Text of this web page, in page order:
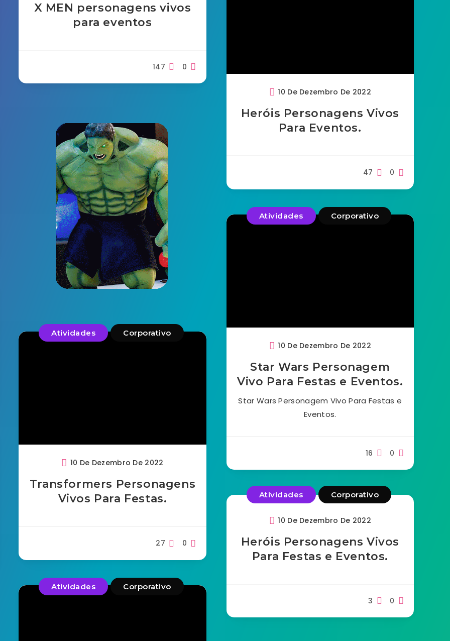
X MEN personagens vivos
para eventos
0
147
10 De Dezembro De 2022
Heróis Personagens Vivos
Para Eventos.
0
47
Atividades Corporativo
10 De Dezembro De 2022
Star Wars Personagem
Vivo Para Festas e Eventos.
Star Wars Personagem Vivo Para Festas e
Eventos.
0
16
Atividades Corporativo
10 De Dezembro De 2022
Transformers Personagens
Vivos Para Festas.
0
27
Atividades Corporativo
10 De Dezembro De 2022
Heróis Personagens Vivos
Para Festas e Eventos.
0
3
Atividades Corporativo